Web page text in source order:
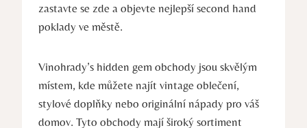
zastavte se zde a objevte nejlepší second hand
poklady ve městě.
Vinohrady’s hidden gem obchody jsou skvělým
místem, kde můžete najít vintage oblečení,
stylové doplňky nebo originální nápady pro váš
domov. Tyto obchody mají široký sortiment